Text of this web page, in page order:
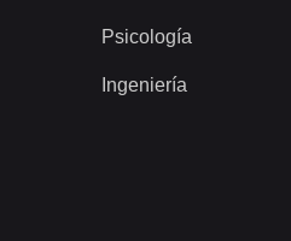
Psicología
Ingeniería